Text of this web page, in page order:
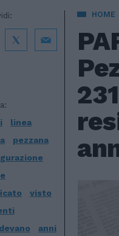
HOME
linea
pezzana
visto
anni